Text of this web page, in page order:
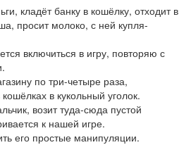
кладёт банку в кошёлку, отходит в
просит молоко, с ней купля-
включиться в игру, повторяю с
по три-четыре раза,
в кукольный уголок.
возит туда-сюда пустой
к нашей игре.
его простые манипуляции.